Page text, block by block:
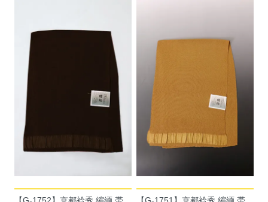
【G-1752】京都衿秀 縮緬 帯
【G-1751】京都衿秀 縮緬 帯